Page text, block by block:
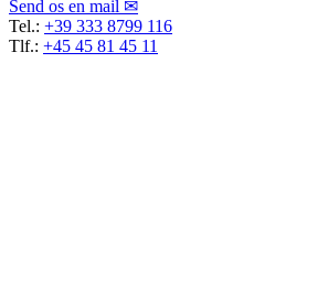
Send os en mail ✉
Tel.: +39 333 8799 116
Tlf.: +45 45 81 45 11